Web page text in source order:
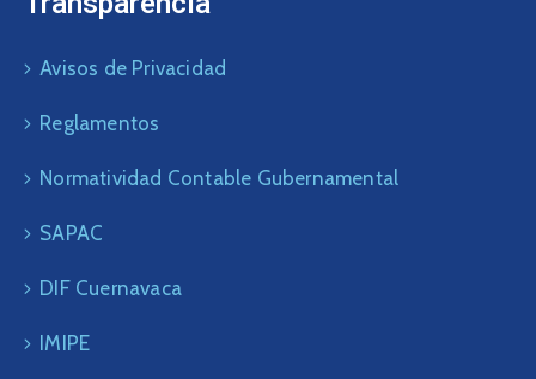
Avisos de Privacidad
Reglamentos
Normatividad Contable Gubernamental
SAPAC
DIF Cuernavaca
IMIPE